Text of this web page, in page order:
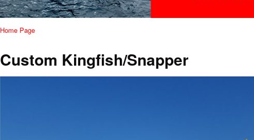
Home Page
Custom Kingfish/Snapper